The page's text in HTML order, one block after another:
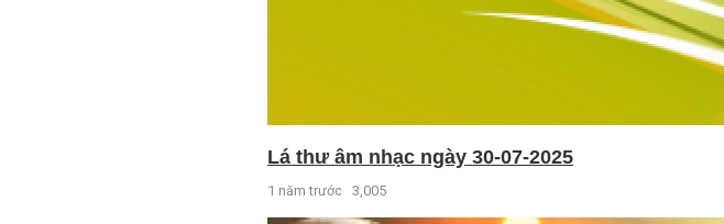
Lá thư âm nhạc ngày 30-07-2025
1 năm trước 3,005